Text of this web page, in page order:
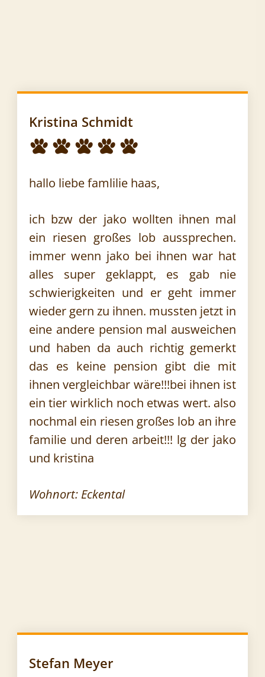
Kristina Schmidt
hallo liebe famlilie haas,
ich bzw der jako wollten ihnen mal
ein riesen großes lob aussprechen.
immer wenn jako bei ihnen war hat
alles super geklappt, es gab nie
schwierigkeiten und er geht immer
wieder gern zu ihnen. mussten jetzt in
eine andere pension mal ausweichen
und haben da auch richtig gemerkt
das es keine pension gibt die mit
ihnen vergleichbar wäre!!!bei ihnen ist
ein tier wirklich noch etwas wert. also
nochmal ein riesen großes lob an ihre
familie und deren arbeit!!! lg der jako
und kristina
Wohnort: Eckental
Stefan Meyer